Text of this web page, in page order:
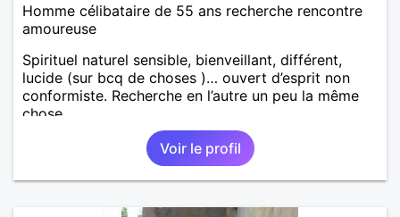
Homme célibataire de 55 ans recherche rencontre
amoureuse
Spirituel naturel sensible, bienveillant, différent,
lucide (sur bcq de choses )… ouvert d’esprit non
conformiste. Recherche en l’autre un peu la même
chose…
Voir le profil